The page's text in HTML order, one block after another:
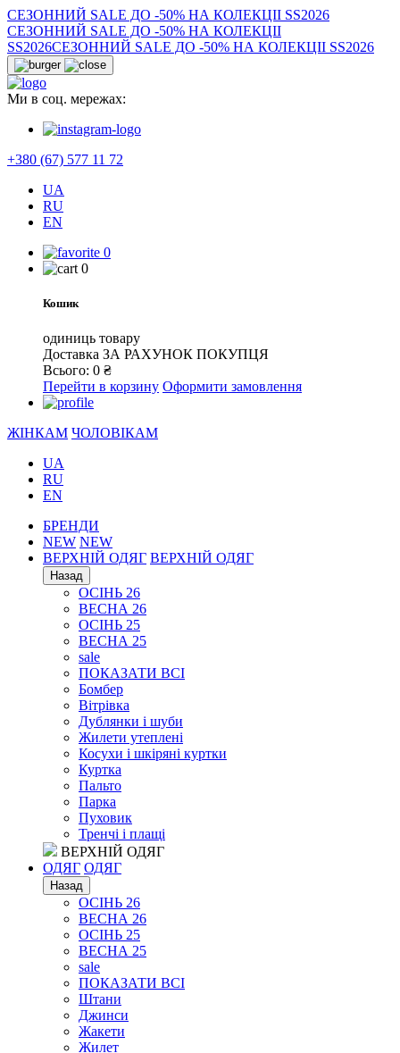
СЕЗОННИЙ SALE ДО -50% НА КОЛЕКЦІІ SS2026
СЕЗОННИЙ SALE ДО -50% НА КОЛЕКЦІІ
SS2026СЕЗОННИЙ SALE ДО -50% НА КОЛЕКЦІІ SS2026
Ми в соц. мережах:
+380 (67) 577 11 72
UA
RU
EN
0
0
Кошик
одиниць товару
Доставка ЗА РАХУНОК ПОКУПЦЯ
Всього: 0 ₴
Перейти в корзину Оформити замовлення
ЖІНКАМ ЧОЛОВІКАМ
UA
RU
EN
БРЕНДИ
NEW NEW
ВЕРХНІЙ ОДЯГ ВЕРХНІЙ ОДЯГ
Назад
ОСІНЬ 26
ВЕСНА 26
ОСІНЬ 25
ВЕСНА 25
sale
ПОКАЗАТИ ВСІ
Бомбер
Вітрівка
Дублянки і шуби
Жилети утеплені
Косухи і шкіряні куртки
Куртка
Пальто
Парка
Пуховик
Тренчі і плащі
ВЕРХНІЙ ОДЯГ
ОДЯГ ОДЯГ
Назад
ОСІНЬ 26
ВЕСНА 26
ОСІНЬ 25
ВЕСНА 25
sale
ПОКАЗАТИ ВСІ
Штани
Джинси
Жакети
Жилет